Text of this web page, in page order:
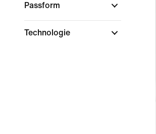
Passform
Technologie